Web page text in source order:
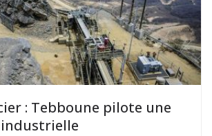
: Tebboune pilote une